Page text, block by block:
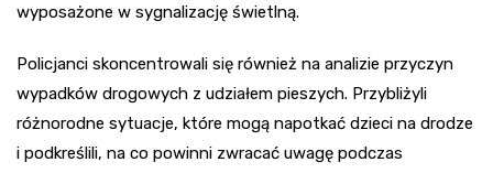
wyposażone w sygnalizację świetlną.
Policjanci skoncentrowali się również na analizie przyczyn
wypadków drogowych z udziałem pieszych. Przybliżyli
różnorodne sytuacje, które mogą napotkać dzieci na drodze
i podkreślili, na co powinni zwracać uwagę podczas